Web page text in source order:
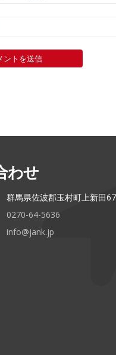
わせ
群馬県佐波郡玉村町上新田
0270-64-5636
info@jank.jp